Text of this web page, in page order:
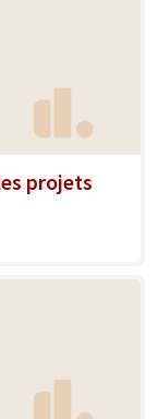
projets